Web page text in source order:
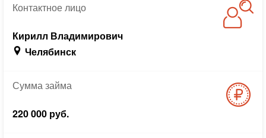
Контактноелицо
Кирилл Владимирович
Челябинск
Суммазайма
220 000 руб.